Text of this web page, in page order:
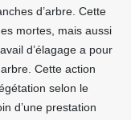
d’arbre. Cette
mortes, mais aussi
d’élagage a pour
Cette action
selon le
d’une prestation